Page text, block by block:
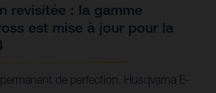
revisitée : la gamme
est mise à jour pour la
de perfection, Husqvarna E-